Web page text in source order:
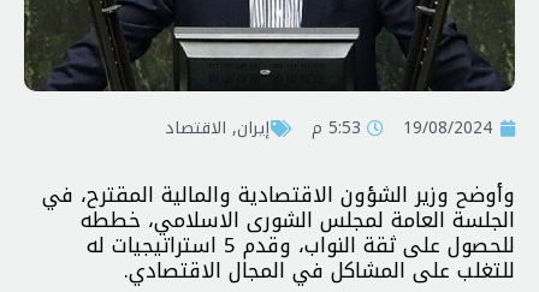
19/08/2024 5:53 م إيران, الاقتصاد
وأوضح وزير الشؤون الاقتصادية والمالية المقترح، في
الجلسة العامة لمجلس الشورى الاسلامي، خططه
للحصول على ثقة النواب، وقدم 5 استراتيجيات له
للتغلب على المشاكل في المجال الاقتصادي.